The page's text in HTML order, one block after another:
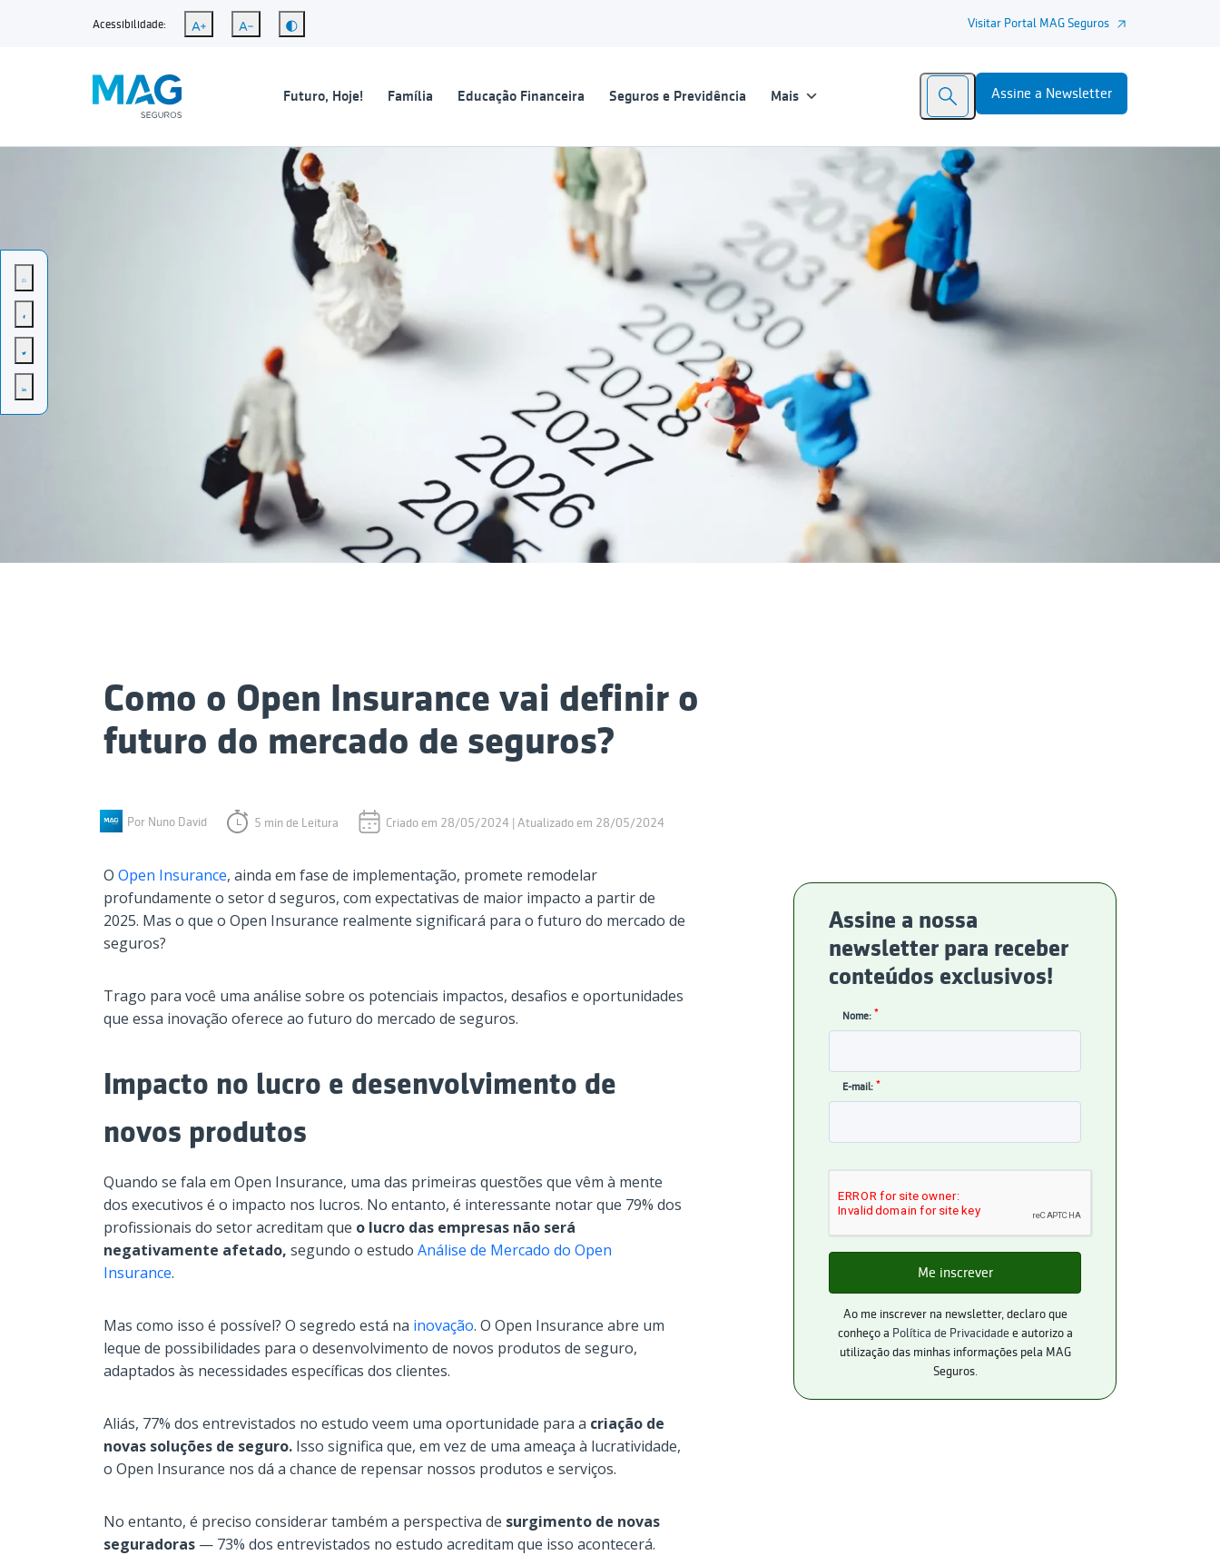
Acessibilidade: Visitar Portal MAG Seguros
Futuro, Hoje! Família Educação Financeira Seguros e Previdência Mais Assine a Newsletter
Como o Open Insurance vai definir o
futuro do mercado de seguros?
Por Nuno David 5 min de Leitura Criado em 28/05/2024 | Atualizado em 28/05/2024
O Open Insurance, ainda em fase de implementação, promete remodelar
profundamente o setor d seguros, com expectativas de maior impacto a partir de
2025. Mas o que o Open Insurance realmente significará para o futuro do mercado de
seguros?
Trago para você uma análise sobre os potenciais impactos, desafios e oportunidades
que essa inovação oferece ao futuro do mercado de seguros.
Impacto no lucro e desenvolvimento de
novos produtos
Quando se fala em Open Insurance, uma das primeiras questões que vêm à mente
dos executivos é o impacto nos lucros. No entanto, é interessante notar que 79% dos
profissionais do setor acreditam que o lucro das empresas não será
negativamente afetado, segundo o estudo Análise de Mercado do Open
Insurance.
Mas como isso é possível? O segredo está na inovação. O Open Insurance abre um
leque de possibilidades para o desenvolvimento de novos produtos de seguro,
adaptados às necessidades específicas dos clientes.
Aliás, 77% dos entrevistados no estudo veem uma oportunidade para a criação de
novas soluções de seguro. Isso significa que, em vez de uma ameaça à lucratividade,
o Open Insurance nos dá a chance de repensar nossos produtos e serviços.
No entanto, é preciso considerar também a perspectiva de surgimento de novas
seguradoras — 73% dos entrevistados no estudo acreditam que isso acontecerá.
Assine a nossa
newsletter para receber
conteúdos exclusivos!
Nome: *
E-mail: *
Ao me inscrever na newsletter, declaro que
conheço a Política de Privacidade e autorizo a
utilização das minhas informações pela MAG
Seguros.